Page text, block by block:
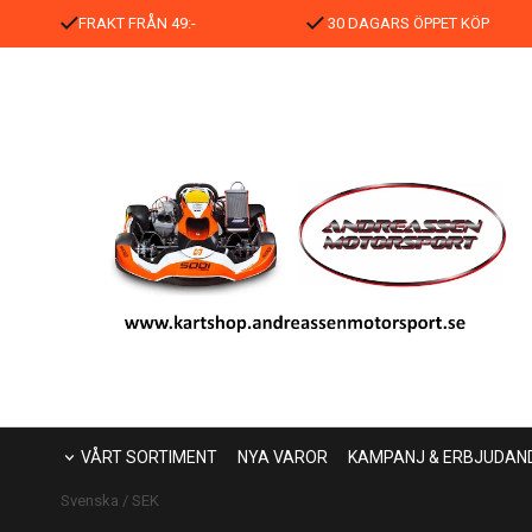
FRAKT FRÅN 49:- 30 DAGARS ÖPPET KÖP
VÅRT SORTIMENT NYA VAROR KAMPANJ &
Svenska SEK